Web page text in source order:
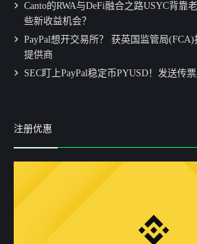
Canto的RWA与DeFi融合之路USYC背靠
些新收益机会？
PayPal想开交易所？ 获英国监管局
提供商
SEC盯上PayPal稳定币PYUSD！发送传
注册优惠